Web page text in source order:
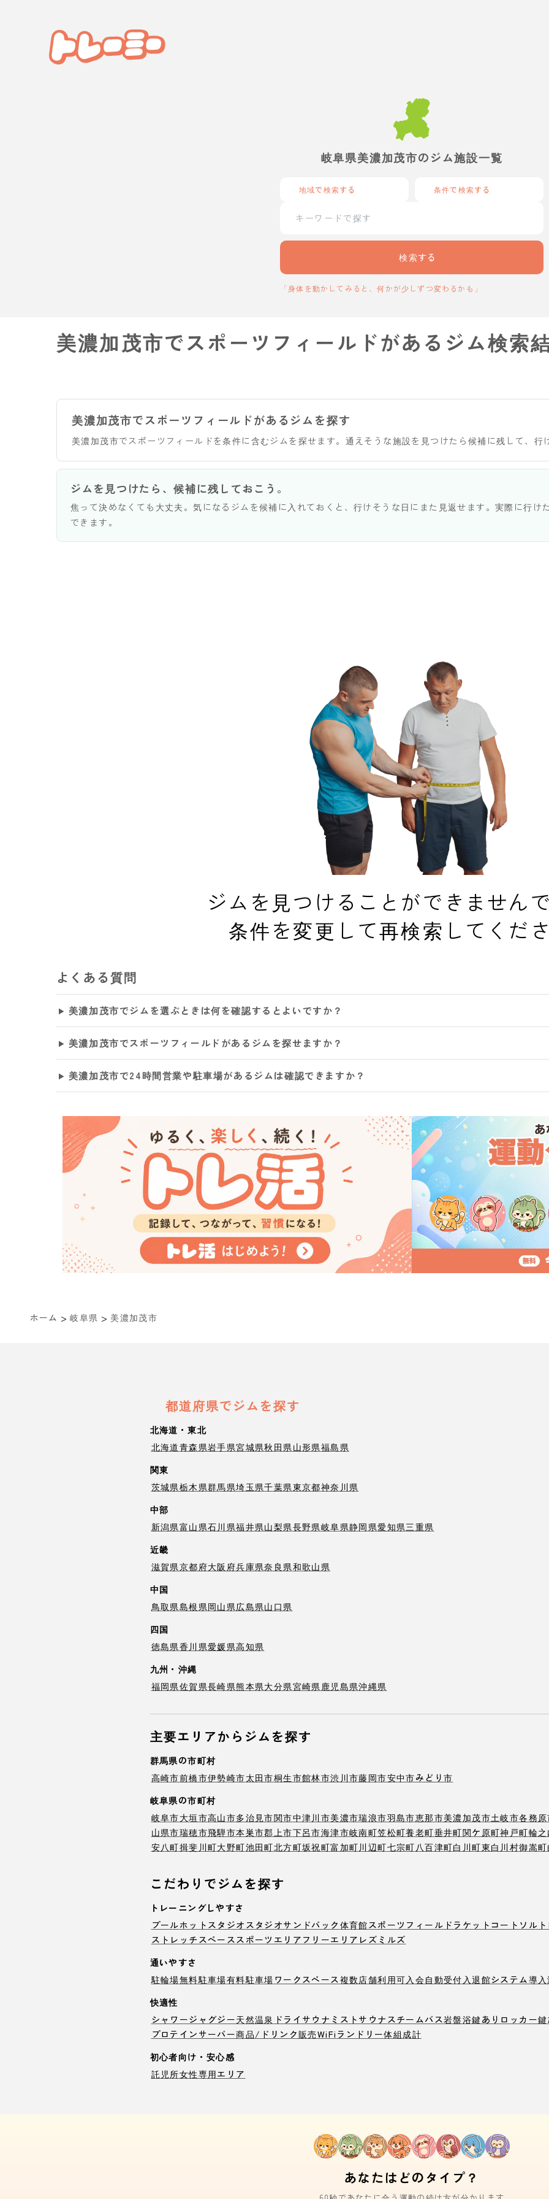
岐阜県美濃加茂市のジム施設一覧
地域で検索する 条件で検索する
検索する
「身体を動かしてみると、何かが少しずつ変わるかも」
美濃加茂市でスポーツフィールドがあるジム検索
美濃加茂市でスポーツフィールドがあるジムを探す
美濃加茂市でスポーツフィールドを条件に含むジムを探せます。通えそうな施設を見つけたら候補に残して、行
ジムを見つけたら、候補に残しておこう。
焦って決めなくても大丈夫。気になるジムを候補に入れておくと、行けそうな日にまた見返せます。実際に行け
できます。
ジムを見つけることができませんで
条件を変更して再検索してくださ
よくある質問
美濃加茂市でジムを選ぶときは何を確認するとよいですか？
美濃加茂市でスポーツフィールドがあるジムを探せますか？
美濃加茂市で24時間営業や駐車場があるジムは確認できますか？
ホーム > 岐阜県 > 美濃加茂市
都道府県でジムを探す
北海道・東北
北海道青森県岩手県宮城県秋田県山形県福島県
関東
茨城県栃木県群馬県埼玉県千葉県東京都神奈川県
中部
新潟県富山県石川県福井県山梨県長野県岐阜県静岡県愛知県三重県
近畿
滋賀県京都府大阪府兵庫県奈良県和歌山県
中国
鳥取県島根県岡山県広島県山口県
四国
徳島県香川県愛媛県高知県
九州・沖縄
福岡県佐賀県長崎県熊本県大分県宮崎県鹿児島県沖縄県
主要エリアからジムを探す
群馬県の市町村
高崎市前橋市伊勢崎市太田市桐生市館林市渋川市藤岡市安中市みどり市
岐阜県の市町村
岐阜市大垣市高山市多治見市関市中津川市美濃市瑞浪市羽島市恵那市美濃加茂市土岐市各務原
山県市瑞穂市飛騨市本巣市郡上市下呂市海津市岐南町笠松町養老町垂井町関ケ原町神戸町輪
安八町揖斐川町大野町池田町北方町坂祝町富加町川辺町七宗町 八百津町白川町東白川村御嵩町
こだわりでジムを探す
トレーニングしやすさ
プールホットスタジオ スタジオサンドバック 体育館スポーツフィールド ラケットコート ソル
ストレッチスペーススポーツエリア フリーエリア レズミルズ
通いやすさ
駐輪場無料駐車場有料駐車場 ワークスペース複数店舗利用可入会自動受付 入退館システム導入
快適性
シャワージャグジー天然温泉 ドライサウナ ミストサウナ スチームバス岩盤浴鍵ありロッカー
プロテインサーバー商品/ドリンク販売WiFi ランドリー体組成計
初心者向け・安心感
託児所女性専用エリア
あなたはどのタイプ？